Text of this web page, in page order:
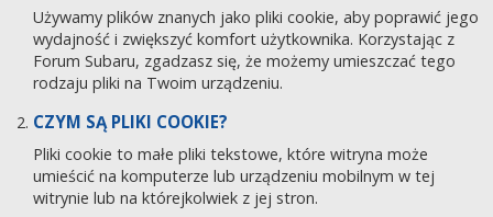
Używamy plików znanych jako pliki cookie, aby poprawić jego
wydajność i zwiększyć komfort użytkownika. Korzystając z
Forum Subaru, zgadzasz się, że możemy umieszczać tego
rodzaju pliki na Twoim urządzeniu.
CZYM SĄ PLIKI COOKIE?
Pliki cookie to małe pliki tekstowe, które witryna może
umieścić na komputerze lub urządzeniu mobilnym w tej
witrynie lub na którejkolwiek z jej stron.